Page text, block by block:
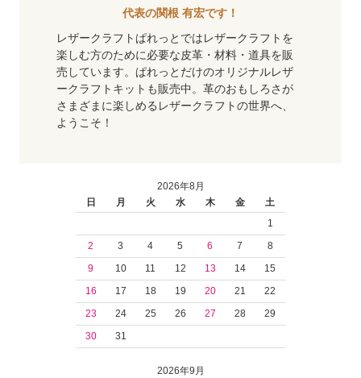
代表の関根 有宏です！
レザークラフトぱれっとではレザークラフトを
楽しむ方のために必要な皮革・材料・道具を販
売しています。ぱれっとだけのオリジナルレザ
ークラフトキットも販売中。革のおもしろさが
さまざまに楽しめるレザークラフトの世界へ、
ようこそ！
2026年8月
日
月 火 水 木 金
土
1
2
3 4 5 6 7
8
9
10 11 12 13 14
15
16
17 18 19 20 21
22
23
24 25 26 27 28
29
30
31
2026年9月